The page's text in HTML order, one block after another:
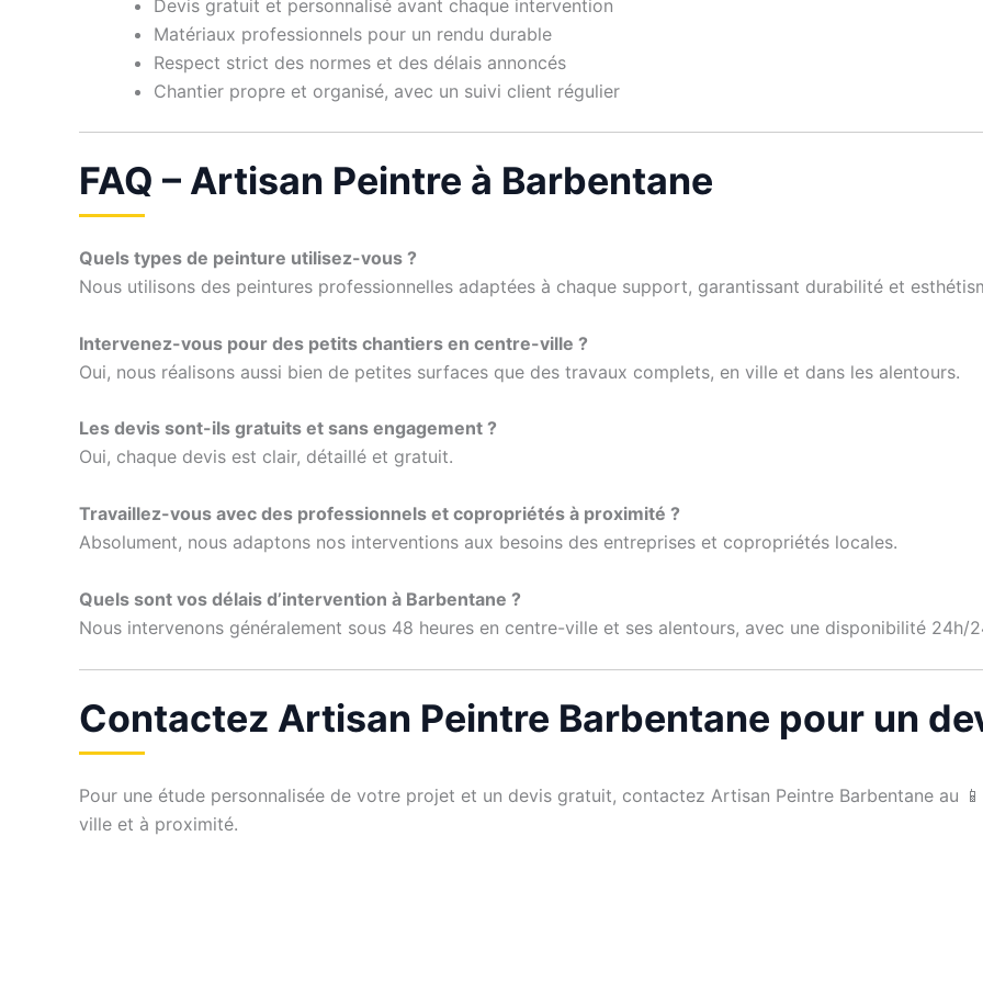
Devis gratuit et personnalisé avant chaque intervention
Matériaux professionnels pour un rendu durable
Respect strict des normes et des délais annoncés
Chantier propre et organisé, avec un suivi client régulier
FAQ – Artisan Peintre à Barbentane
Quels types de peinture utilisez-vous ?
Nous utilisons des peintures professionnelles adaptées à chaque support, garantissant durabilité et
Intervenez-vous pour des petits chantiers en centre-ville ?
Oui, nous réalisons aussi bien de petites surfaces que des travaux complets, en ville et dans les alentours.
Les devis sont-ils gratuits et sans engagement ?
Oui, chaque devis est clair, détaillé et gratuit.
Travaillez-vous avec des professionnels et copropriétés à proximité ?
Absolument, nous adaptons nos interventions aux besoins des entreprises et copropriétés locales.
Quels sont vos délais d’intervention à Barbentane ?
Nous intervenons généralement sous 48 heures en centre-ville et ses alentours, avec une disponibilité 24h/
Contactez Artisan Peintre Barbentane pour un
Pour une étude personnalisée de votre projet et un devis gratuit, contactez Artisan Peintre Barbentane au
ville et à proximité.